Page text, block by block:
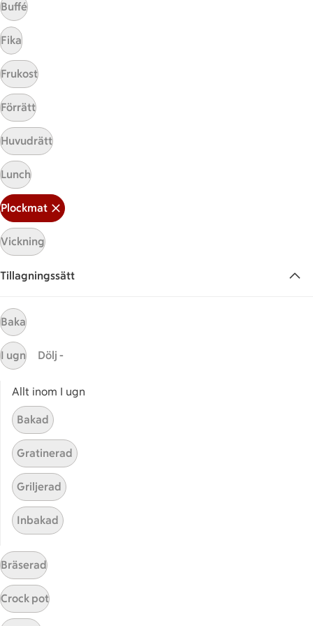
Här hittar du alla goda recept du har sparat och
Start
Buffé
Fika
Frukost
Förrätt
Huvudrätt
Lunch
Plockmat
Vickning
Tillagningssätt
Baka
I ugn Dölj -
Allt inom I ugn
Bakad
Gratinerad
Griljerad
Inbakad
Bräserad
Crock pot